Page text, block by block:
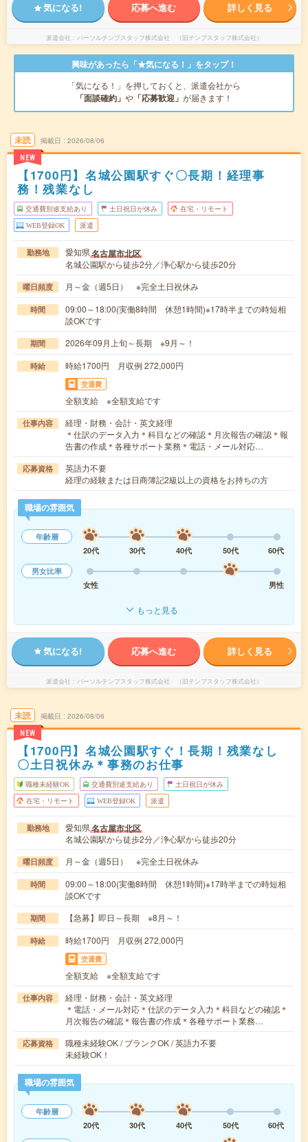
気になる! 応募へ進む 詳しく見る
派遣会社 パーソルテンプスタッフ株式会社 （旧テンプスタッフ株式会社）
興味があったら「★気になる！」をタップ！
「気になる！」を押しておくと、派遣会社から
「面談確約」 や 「応募歓迎」 が届きます！
未読
NEW
掲載日 2026/08/06
【1700円】名城公園駅すぐ〇長期！経理事
務！残業なし
交通費別途支給あり 土日祝日が休み 在宅・リモート
WEB登録OK 派遣
勤務地 愛知県名古屋市北区
名城公園駅から徒歩2分／浄心駅から徒歩20分
曜日頻度 月～金（週5日） ※完全土日祝休み
時間
09:00～18:00(実働8時間 休憩1時間)※17時半までの時短相
談OKです
期間 2026年09月上旬～長期 ※9月～！
時給 時給1700円 月収例 272,000円
交通費
全額支給 ※全額支給です
仕事内容
経理・財務・会計・英文経理
＊仕訳のデータ入力＊科目などの確認＊月次報告の確認＊報
告書の作成＊各種サポート業務＊電話・メール対応…
応募資格
英語力不要
経理の経験または日商簿記2級以上の資格をお持ちの方
職場の雰囲気
年齢層
20代
30代 40代 50代
60代
男女比率
女性
男性
もっと見る
気になる! 応募へ進む 詳しく見る
派遣会社 パーソルテンプスタッフ株式会社 （旧テンプスタッフ株式会社）
未読
NEW
掲載日 2026/08/06
【1700円】名城公園駅すぐ！長期！残業なし
〇土日祝休み＊事務のお仕事
職種未経験OK 交通費別途支給あり 土日祝日が休み
在宅・リモート WEB登録OK 派遣
勤務地 愛知県名古屋市北区
名城公園駅から徒歩2分／浄心駅から徒歩20分
曜日頻度 月～金（週5日） ※完全土日祝休み
時間
09:00～18:00(実働8時間 休憩1時間)※17時半までの時短相
談OKです
期間 【急募】即日～長期 ※8月～！
時給 時給1700円 月収例 272,000円
交通費
全額支給 ※全額支給です
仕事内容
経理・財務・会計・英文経理
＊電話・メール対応＊仕訳のデータ入力＊科目などの確認＊
月次報告の確認＊報告書の作成＊各種サポート業務…
応募資格
職種未経験OK / ブランクOK / 英語力不要
未経験OK！
職場の雰囲気
年齢層
20代
30代 40代 50代
60代